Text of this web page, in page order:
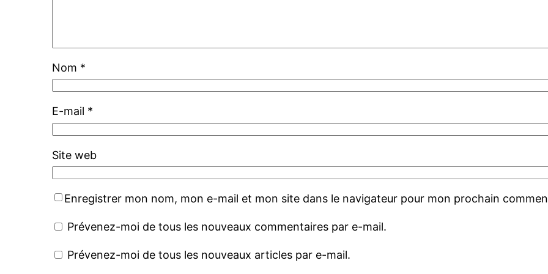
Nom *
E-mail *
Site web
Enregistrer mon nom, mon e-mail et mon site dans le navigateur pour mon prochain
Prévenez-moi de tous les nouveaux commentaires par e-mail.
Prévenez-moi de tous les nouveaux articles par e-mail.